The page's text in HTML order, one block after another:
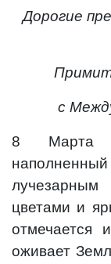
Дорогие
с
8 Марта
цветами и
отмечается
оживает